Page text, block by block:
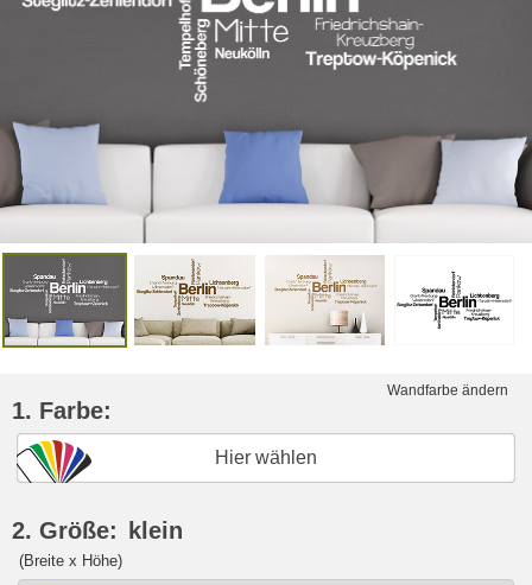
Wandfarbe ändern
1. Farbe:
Hier wählen
2. Größe: klein
(Breite x Höhe)